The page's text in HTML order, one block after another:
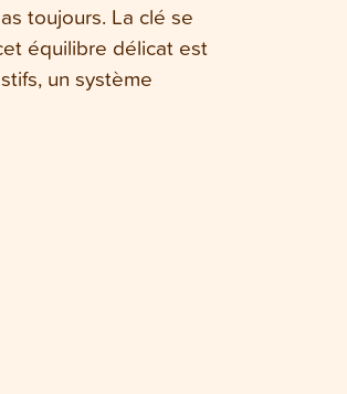
toujours. La clé se
équilibre délicat est
un système